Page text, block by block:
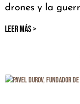
drones y la
LEER MÁS >